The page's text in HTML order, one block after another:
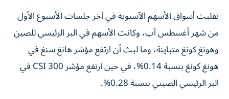
تقلبت أسواق الأسهم الآسيوية في آخر جلسات الأسبوع الأول
من شهر أغسطس آب، وكانت الأسهم في البر الرئيسي للصين
وهونغ كونغ متباينة، وما لبث أن ارتفع مؤشر هانغ سنغ في
هونغ كونغ بنسبة 0.14%، في حين ارتفع مؤشر CSI 300 في
البر الرئيسي الصيني بنسبة 0.28%.